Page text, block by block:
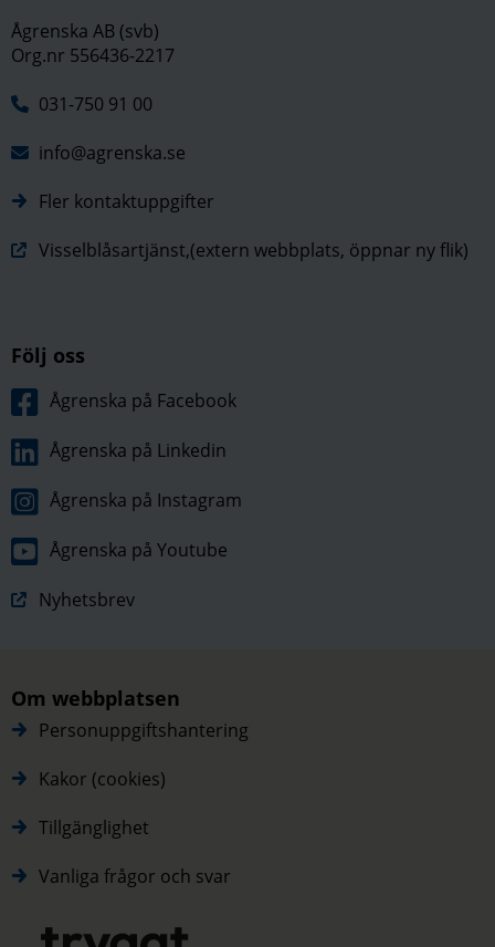
Ågrenska AB (svb)
Org.nr 556436-2217
031-750 91 00
info@agrenska.se
Fler kontaktuppgifter
Visselblåsartjänst,(extern webbplats, öppnar ny flik)
Följ oss
Ågrenska på Facebook
Ågrenska på Linkedin
Ågrenska på Instagram
Ågrenska på Youtube
Nyhetsbrev
Om webbplatsen
Personuppgiftshantering
Kakor (cookies)
Tillgänglighet
Vanliga frågor och svar